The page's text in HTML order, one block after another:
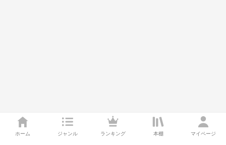
ホーム ジャンル ランキング 本棚 マイページ